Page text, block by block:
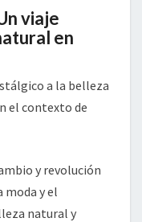
viaje
en
a la belleza
el contexto de
y revolución
moda y el
natural y